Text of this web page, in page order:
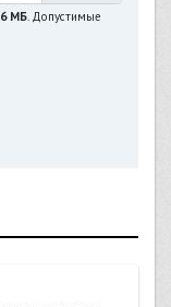
6 МБ. Допустимые